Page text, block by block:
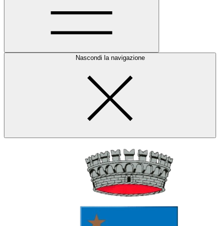
Nascondi la navigazione